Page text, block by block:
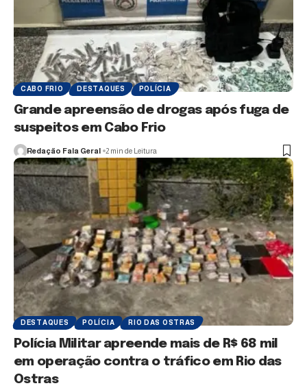
CABO FRIO DESTAQUES POLÍCIA
Grande apreensão de drogas após fuga de
suspeitos em Cabo Frio
Redação Fala Geral 2 min de Leitura
DESTAQUES POLÍCIA RIO DAS OSTRAS
Polícia Militar apreende mais de R$ 68 mil
em operação contra o tráfico em Rio das
Ostras